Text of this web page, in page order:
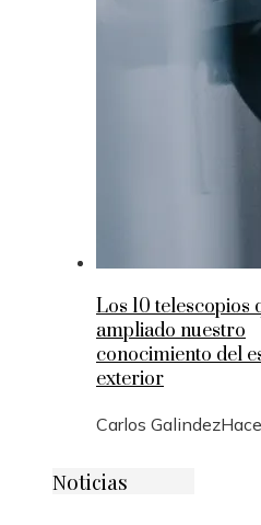
Los 10 telescopios
ampliado nuestro
conocimiento del
exterior
Carlos Galindez
Noticias